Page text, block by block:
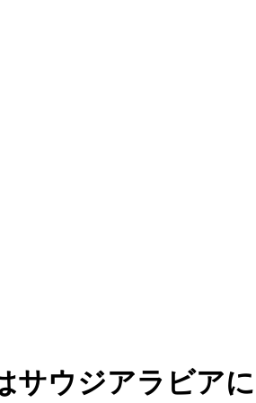
サウジアラビア